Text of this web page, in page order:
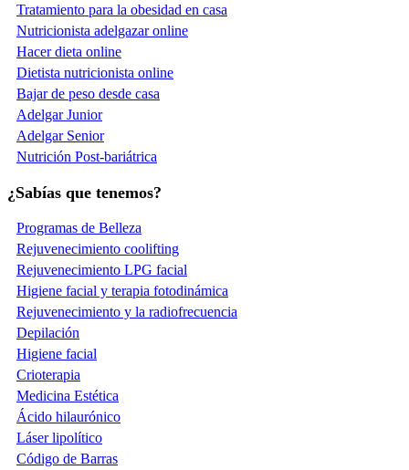
Tratamiento para la obesidad en casa
Nutricionista adelgazar online
Hacer dieta online
Dietista nutricionista online
Bajar de peso desde casa
Adelgar Junior
Adelgar Senior
Nutrición Post-bariátrica
¿Sabías que tenemos?
Programas de Belleza
Rejuvenecimiento coolifting
Rejuvenecimiento LPG facial
Higiene facial y terapia fotodinámica
Rejuvenecimiento y la radiofrecuencia
Depilación
Higiene facial
Crioterapia
Medicina Estética
Ácido hilaurónico
Láser lipolítico
Código de Barras